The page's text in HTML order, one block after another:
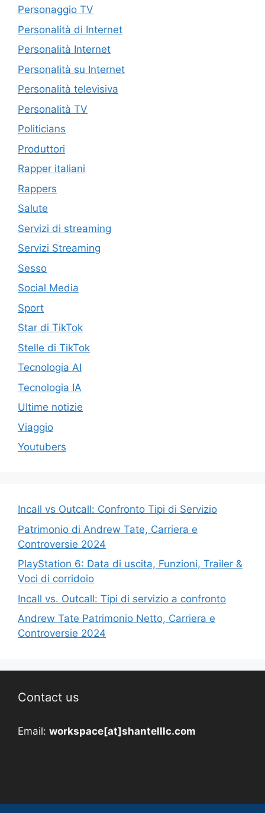
Personaggio TV
Personalità di Internet
Personalità Internet
Personalità su Internet
Personalità televisiva
Personalità TV
Politicians
Produttori
Rapper italiani
Rappers
Salute
Servizi di streaming
Servizi Streaming
Sesso
Social Media
Sport
Star di TikTok
Stelle di TikTok
Tecnologia AI
Tecnologia IA
Ultime notizie
Viaggio
Youtubers
Incall vs Outcall: Confronto Tipi di Servizio
Patrimonio di Andrew Tate, Carriera e
Controversie 2024
PlayStation 6: Data di uscita, Funzioni, Trailer &
Voci di corridoio
Incall vs. Outcall: Tipi di servizio a confronto
Andrew Tate Patrimonio Netto, Carriera e
Controversie 2024
Contact us
Email: workspace[at]shantelllc.com